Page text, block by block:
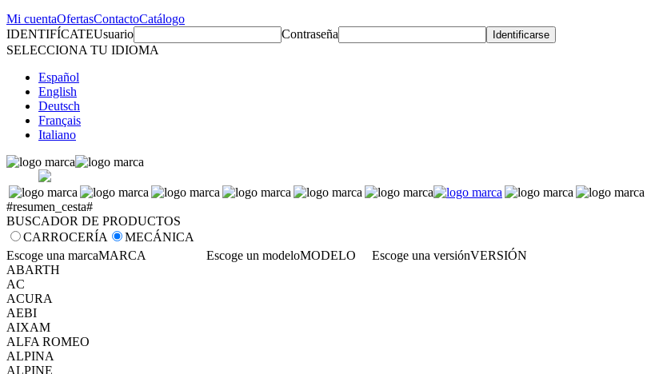
Mi cuentaOfertasContactoCatálogo
IDENTIFÍCATEUsuario
Contraseña
SELECCIONA TU IDIOMA
Español
English
Deutsch
Français
Italiano
#resumen_cesta#
BUSCADOR DE PRODUCTOS
CARROCERÍA
MECÁNICA
Escoge una marcaMARCA
ABARTH
AC
ACURA
AEBI
AIXAM
ALFA ROMEO
ALPINA
ALPINE
Escoge un modeloMODELO Escoge una versiónVERSIÓN